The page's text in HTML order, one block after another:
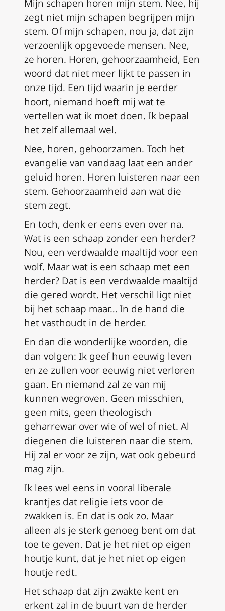
Mijn schapen horen mijn stem. Nee, hij
zegt niet mijn schapen begrijpen mijn
stem. Of mijn schapen, nou ja, dat zijn
verzoenlijk opgevoede mensen. Nee,
ze horen. Horen, gehoorzaamheid, Een
woord dat niet meer lijkt te passen in
onze tijd. Een tijd waarin je eerder
hoort, niemand hoeft mij wat te
vertellen wat ik moet doen. Ik bepaal
het zelf allemaal wel.
Nee, horen, gehoorzamen. Toch het
evangelie van vandaag laat een ander
geluid horen. Horen luisteren naar een
stem. Gehoorzaamheid aan wat die
stem zegt.
En toch, denk er eens even over na.
Wat is een schaap zonder een herder?
Nou, een verdwaalde maaltijd voor een
wolf. Maar wat is een schaap met een
herder? Dat is een verdwaalde maaltijd
die gered wordt. Het verschil ligt niet
bij het schaap maar… In de hand die
het vasthoudt in de herder.
En dan die wonderlijke woorden, die
dan volgen: Ik geef hun eeuwig leven
en ze zullen voor eeuwig niet verloren
gaan. En niemand zal ze van mij
kunnen wegroven. Geen misschien,
geen mits, geen theologisch
geharrewar over wie of wel of niet. Al
diegenen die luisteren naar die stem.
Hij zal er voor ze zijn, wat ook gebeurd
mag zijn.
Ik lees wel eens in vooral liberale
krantjes dat religie iets voor de
zwakken is. En dat is ook zo. Maar
alleen als je sterk genoeg bent om dat
toe te geven. Dat je het niet op eigen
houtje kunt, dat je het niet op eigen
houtje redt.
Het schaap dat zijn zwakte kent en
erkent zal in de buurt van de herder